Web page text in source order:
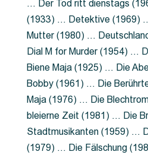
… Der Tod ritt dienstags
(1933) … Detektive (1969)
Mutter (1980) …
Dial M for Murder (1954) …
Biene Maja (1925) … Die
Bobby (1961) … Die
Maja (1976) … Die
bleierne Zeit (1981) … Die
Stadtmusikanten (1959) …
(1979) … Die Fälschung